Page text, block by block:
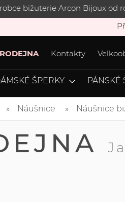
bižuterie Arcon Bijoux od
Kontakty
ŠPERKY PÁNSKÉ
Náušnice Náušnice